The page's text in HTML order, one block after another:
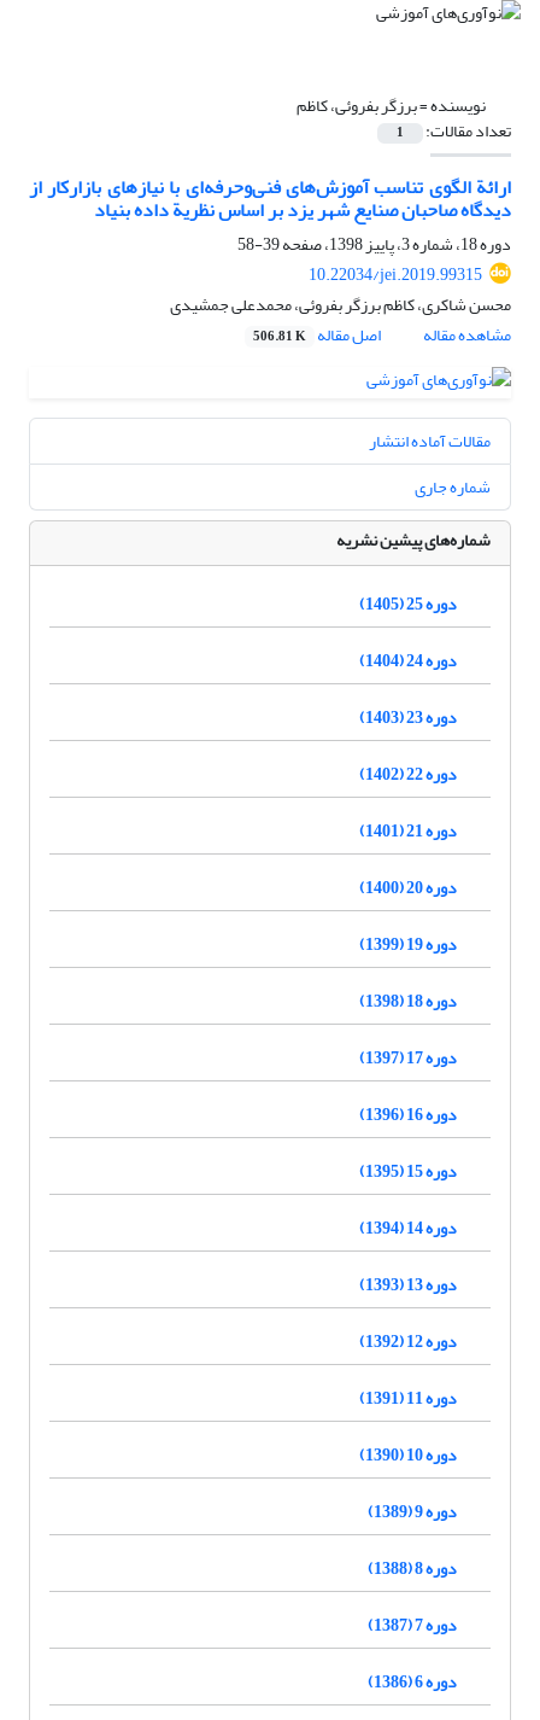
نویسنده =برزگر بفروئی، کاظم
تعداد مقالات: 1
ارائة الگوی تناسب آموزش‌های فنی‌وحرفه‌ای با نیازهای بازارکار از
دیدگاه صاحبان صنایع شهر یزد بر اساس نظریة داده بنیاد
دوره 18، شماره 3، پاییز 1398، صفحه
39-58
10.22034/jei.2019.99315
محسن شاکری، کاظم برزگر بفروئی، محمدعلی جمشیدی
مشاهده مقاله
اصل مقاله 506.81 K
مقالات آماده انتشار
شماره جاری
شماره‌های پیشین نشریه
دوره 25 (1405)
دوره 24 (1404)
دوره 23 (1403)
دوره 22 (1402)
دوره 21 (1401)
دوره 20 (1400)
دوره 19 (1399)
دوره 18 (1398)
دوره 17 (1397)
دوره 16 (1396)
دوره 15 (1395)
دوره 14 (1394)
دوره 13 (1393)
دوره 12 (1392)
دوره 11 (1391)
دوره 10 (1390)
دوره 9 (1389)
دوره 8 (1388)
دوره 7 (1387)
دوره 6 (1386)